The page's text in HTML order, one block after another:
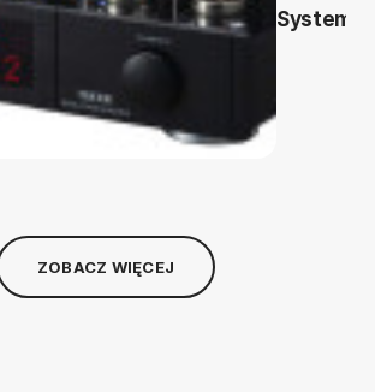
System
ZOBACZ WIĘCEJ